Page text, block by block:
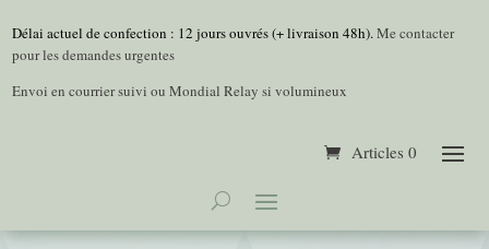
Délai actuel de confection : 12 jours ouvrés (+ livraison 48h).Me contacter
pour les demandes urgentes
Envoi en courrier suivi ou Mondial Relay si volumineux
Articles 0